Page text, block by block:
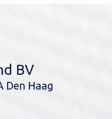
BV
Den Haag